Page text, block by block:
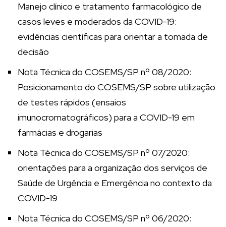
Manejo clínico e tratamento farmacológico de
casos leves e moderados da COVID-19:
evidências científicas para orientar a tomada de
decisão
Nota Técnica do COSEMS/SP nº 08/2020:
Posicionamento do COSEMS/SP sobre utilização
de testes rápidos (ensaios
imunocromatográficos) para a COVID-19 em
farmácias e drogarias
Nota Técnica do COSEMS/SP nº 07/2020:
orientações para a organização dos serviços de
Saúde de Urgência e Emergência no contexto da
COVID-19
Nota Técnica do COSEMS/SP nº 06/2020: